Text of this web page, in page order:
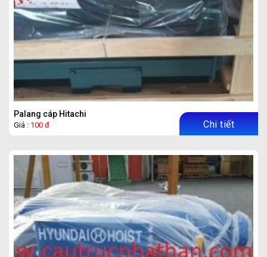
Palang cáp Hitachi
Giá : 100 đ Chi tiết